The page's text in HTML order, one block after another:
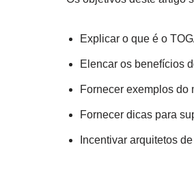
Explicar o que é o
Elencar os benefícios
Fornecer exemplos do
Fornecer dicas para
Incentivar arquitetos